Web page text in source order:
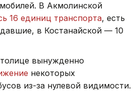
В Акмолинской
16 единиц транспорта, есть
в Костанайской — 10
вынужденно
некоторых
из-за нулевой видимости.